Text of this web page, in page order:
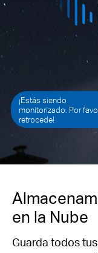
¡Estás siendo
monitorizado. Por
retrocede!
en la Nube
Guarda todos